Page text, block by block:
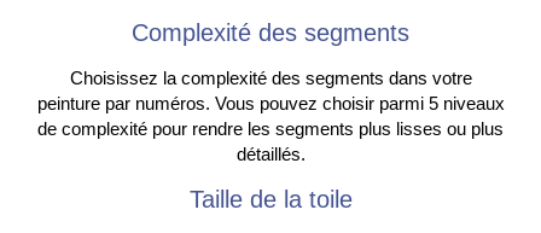
Complexité des segments
Choisissez la complexité des segments dans votre
peinture par numéros. Vous pouvez choisir parmi 5 niveaux
de complexité pour rendre les segments plus lisses ou plus
détaillés.
Taille de la toile